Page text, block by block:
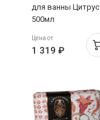
для ванны Цитрус
500мл
Цена от
1 319 ₽